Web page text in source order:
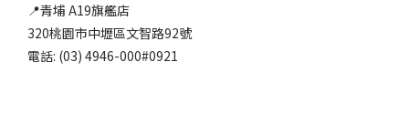
📍青埔 A19旗艦店
320桃園市中壢區文智路92號
電話: (03) 4946-000#0921